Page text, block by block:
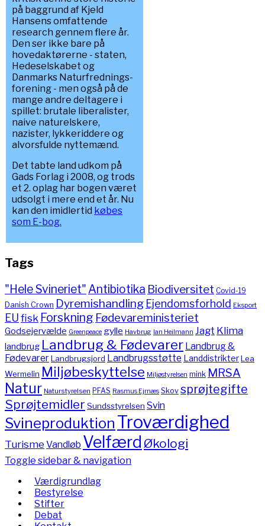
på baggrund af Kjeld
Hansens omfattende
research gennem flere år.
Den ser ikke bare på
hovedaktørerne - staten,
Hedeselskabet og
Danmarks Naturfrednings-
forening - men også på de
mange andre deltagere i
spillet: brutale liberalister,
naive naturelskere,
nazister, lykkeriddere og
alvorsfulde nyttemænd.
Det tabte land udkom på
Gads Forlag i 2008, og trods
et 2. oplag har bogen været
udsolgt i mere end et år. Nu
kan den imidlertid købes
som E-bog.
Tags
"Hele Svineriet" Antibiotika Biodiversitet Covid-19
Danish Crown Dyremishandling Ejendomsforhold Eksport
EUfisk Forskning Fødevareministeriet
Godsejervælde Greenpeace gylle Havbrug Ian Heilmann Jagt Klima
landbrug Landbrug & Fødevarer Landbrug &
FødevarerLandbrugsjord Landbrugsstøtte LanddistrikterLea
Wermelin Miljøbeskyttelse Miljøstyrelsen mink MRSA
Natur Naturstyrelsen PFAS Rasmus Ejrnæs Skov sprøjtegifte
Sprøjtemidler Sundsstyrelsen Svin
Svineproduktion Troværdighed
TurismeVandløb Velfærd Økologi
Toggle sidebar & navigation
Værdigrundlag
Bestyrelse
Stifter
Debat